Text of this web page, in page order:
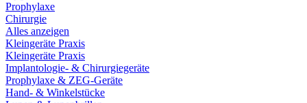
Prophylaxe
Chirurgie
Alles anzeigen
Kleingeräte Praxis
Kleingeräte Praxis
Implantologie- & Chirurgiegeräte
Prophylaxe & ZEG-Geräte
Hand- & Winkelstücke